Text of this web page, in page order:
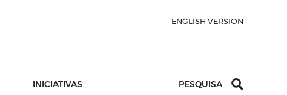
ENGLISH VERSION
INICIATIVAS PESQUISA